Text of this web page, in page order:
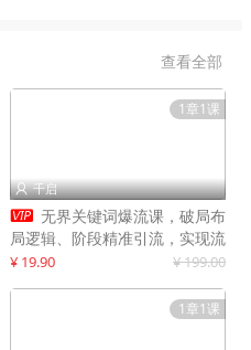
查看全部
1章1课
 千启
 无界关键词爆流课，破局布
局逻辑、阶段精准引流，实现流
量翻倍，店铺业绩增长50%+
¥ 19.90 ¥ 199.00
1章1课